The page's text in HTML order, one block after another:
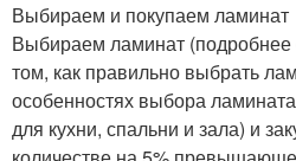
Выбираем и покупаем ламинат
Выбираем ламинат (подробнее
том, как правильно выбрать
особенностях выбора ламината
для кухни, спальни и зала) и